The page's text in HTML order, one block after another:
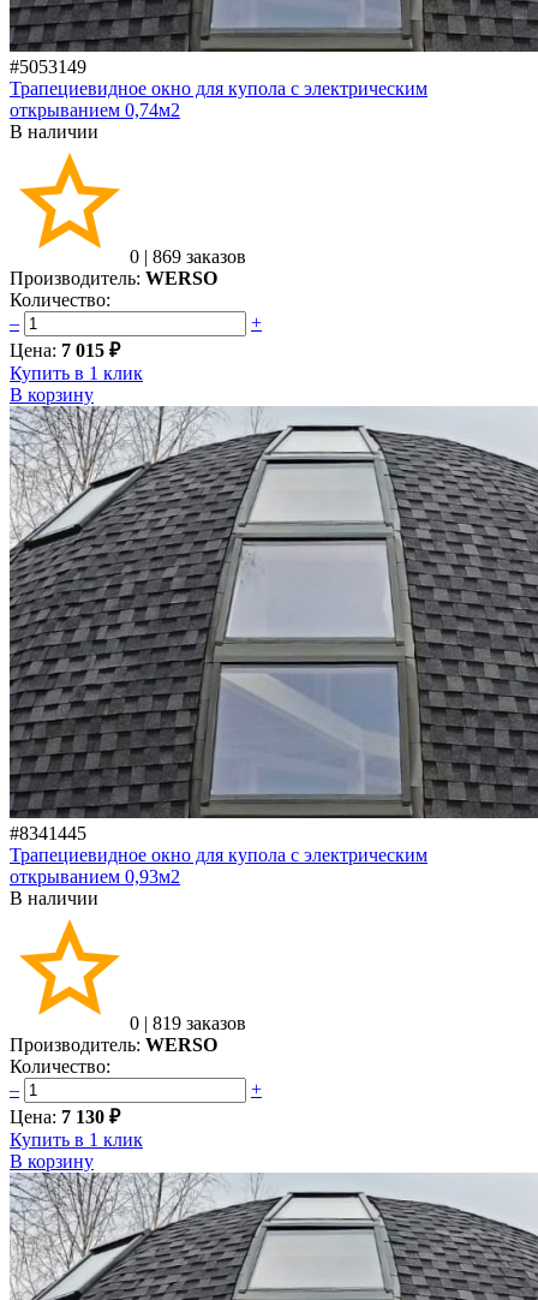
#5053149
Трапециевидное окно для купола с электрическим
открыванием 0,74м2
В наличии
0 | 869 заказов
Производитель: WERSO
Количество:
–
+
Цена: 7 015 ₽
Купить в 1 клик
В корзину
#8341445
Трапециевидное окно для купола с электрическим
открыванием 0,93м2
В наличии
0 | 819 заказов
Производитель: WERSO
Количество:
–
+
Цена: 7 130 ₽
Купить в 1 клик
В корзину